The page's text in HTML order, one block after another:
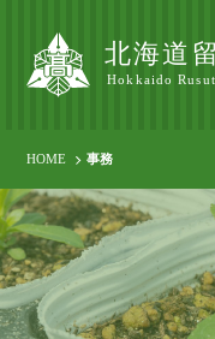
北海道
Hokkaido
HOME 事務